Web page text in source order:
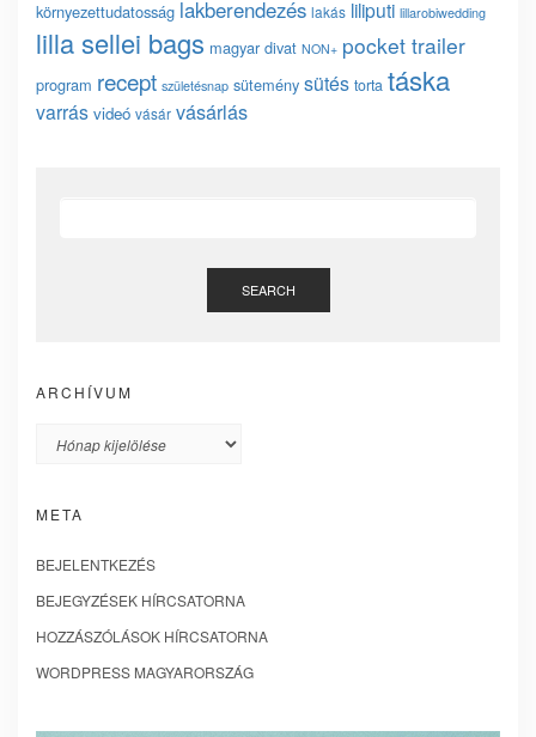
környezettudatosság lakberendezés lakás liliputi lillarobiwedding
lilla sellei bags magyar divat NON+ pocket trailer
program recept születésnap sütemény sütés torta táska
varrás videó vásár vásárlás
SEARCH
ARCHÍVUM
Archívum
META
BEJELENTKEZÉS
BEJEGYZÉSEK HÍRCSATORNA
HOZZÁSZÓLÁSOK HÍRCSATORNA
WORDPRESS MAGYARORSZÁG